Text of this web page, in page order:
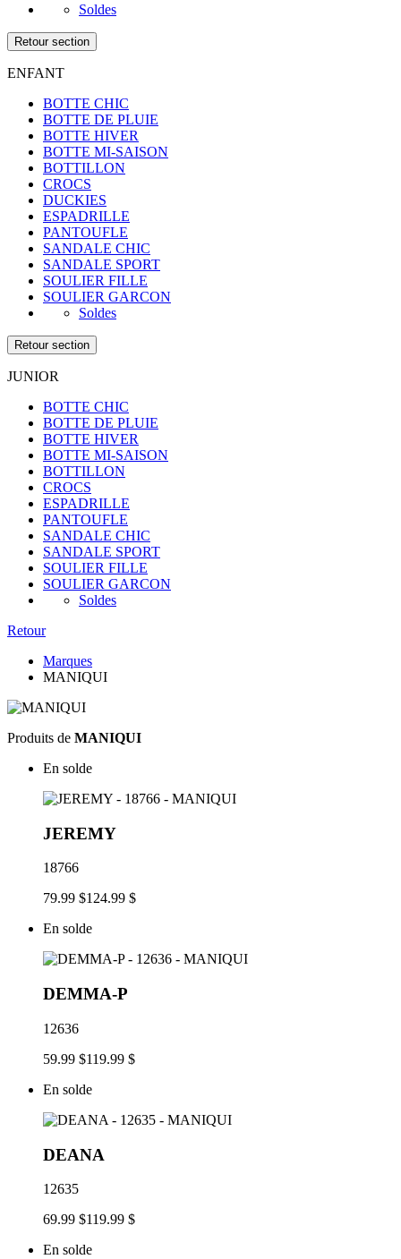
Soldes
Retour section
ENFANT
BOTTE CHIC
BOTTE DE PLUIE
BOTTE HIVER
BOTTE MI-SAISON
BOTTILLON
CROCS
DUCKIES
ESPADRILLE
PANTOUFLE
SANDALE CHIC
SANDALE SPORT
SOULIER FILLE
SOULIER GARCON
Soldes
Retour section
JUNIOR
BOTTE CHIC
BOTTE DE PLUIE
BOTTE HIVER
BOTTE MI-SAISON
BOTTILLON
CROCS
ESPADRILLE
PANTOUFLE
SANDALE CHIC
SANDALE SPORT
SOULIER FILLE
SOULIER GARCON
Soldes
Retour
Marques
MANIQUI
Produits de MANIQUI
En solde
JEREMY
18766
79.99 $124.99 $
En solde
DEMMA-P
12636
59.99 $119.99 $
En solde
DEANA
12635
69.99 $119.99 $
En solde